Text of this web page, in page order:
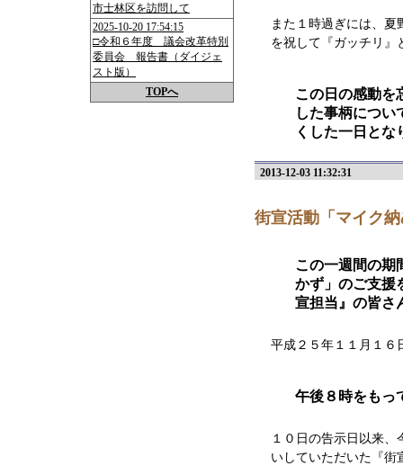
市士林区を訪問して
2025-10-20 17:54:15
□令和６年度 議会改革特別
委員会 報告書（ダイジェ
スト版）
TOPへ
また１時過ぎには、夏
を祝して『ガッチリ』
この日の感動を
した事柄につい
くした一日とな
2013-12-03 11:32:31
街宣活動「マイク
この一週間の期
かず」のご支援
宣担当』の皆さ
平成２５年１１月１６
午後８時をもっ
１０日の告示日以来
いしていただいた『街